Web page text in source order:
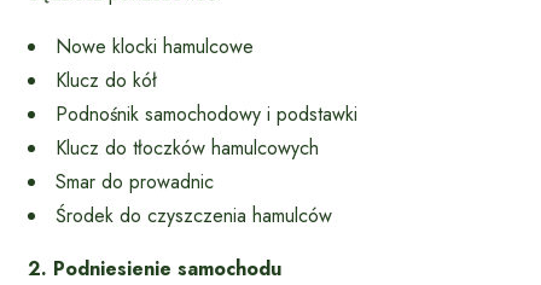
Nowe klocki hamulcowe
Klucz do kół
Podnośnik samochodowy i podstawki
Klucz do tłoczków hamulcowych
Smar do prowadnic
Środek do czyszczenia hamulców
2. Podniesienie samochodu